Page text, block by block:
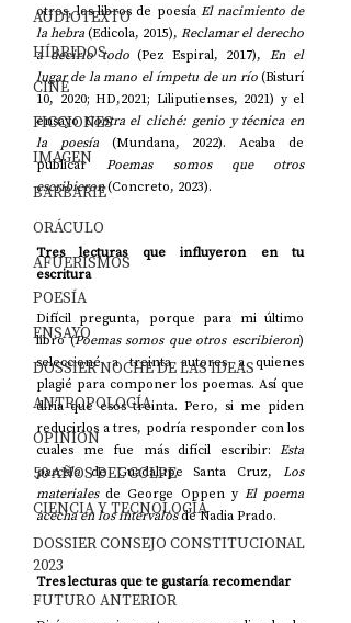
AUDIOTEXTO
HÍBRIDOS
CINE
FICCIONES
IMAGEN
BARBARIE
ORÁCULO
AFUERISMOS
POESÍA
ENSAYO
DOSSIER NOCHE DE LAS IDEAS
ANTROPOLOGÍA
OPINIÓN
50 AÑOS DEL GOLPE
CIENCIA Y TECNOLOGÍA
DOSSIER CONSEJO CONSTITUCIONAL
2023
FUTURO ANTERIOR
otros, los libros de poesía El nacimiento de
la hebra (Edicola, 2015), Reclamar el derecho
a decirlo todo (Pez Espiral, 2017), En el
lugar de la mano el ímpetu de un río (Bisturí
10, 2020; HD,2021; Liliputienses, 2021) y el
ensayo Contra el cliché: genio y técnica en
la poesía (Mundana, 2022). Acaba de
publicar Poemas somos que otros
escribieron (Concreto, 2023).
Tres lecturas que influyeron en tu
escritura
Difícil pregunta, porque para mi último
libro (Poemas somos que otros escribieron)
seleccioné a treinta autores a quienes
plagié para componer los poemas. Así que
diría que esos treinta. Pero, si me piden
reducirlos a tres, podría responder con los
cuales me fue más difícil escribir: Esta
parcela de Guadalupe Santa Cruz, Los
materiales de George Oppen y El poema
acecha en los intervalos de Nadia Prado.
Tres lecturas que te gustaría recomendar